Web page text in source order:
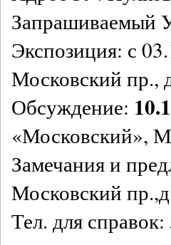
Запрашиваемый
Экспозиция: с
Московский пр.,
Обсуждение:
«Московский»,
Замечания и
Московский
Тел. для